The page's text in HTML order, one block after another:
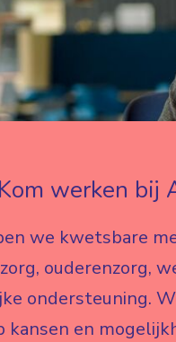
Kom werken bij
we kwetsbare
ouderenzorg,
ondersteuning.
kansen en